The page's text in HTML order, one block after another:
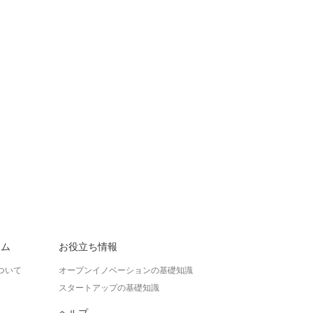
いて
お役立ち情報
オープンイノベーションの基礎知識
スタートアップの基礎知識